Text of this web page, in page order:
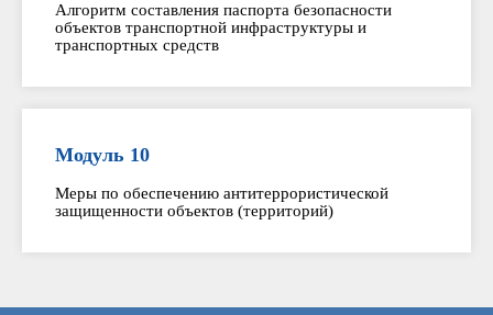
Алгоритм составления паспорта безопасности
объектов транспортной инфраструктуры и
транспортных средств
Модуль 10
Меры по обеспечению антитеррористической
защищенности объектов (территорий)